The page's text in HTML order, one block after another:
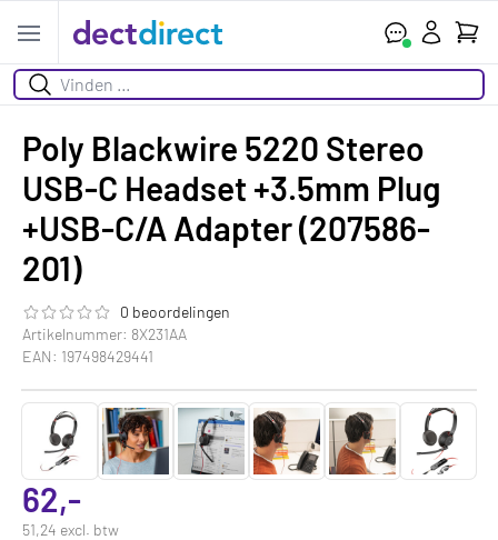
Open menu
Zoeken
Poly Blackwire 5220 Stereo
USB-C Headset +3.5mm Plug
+USB-C/A Adapter (207586-
201)
De beoordeling van dit product is
0 beoordelingen
Artikelnummer: 8X231AA
EAN: 197498429441
62,-
51,24 excl. btw